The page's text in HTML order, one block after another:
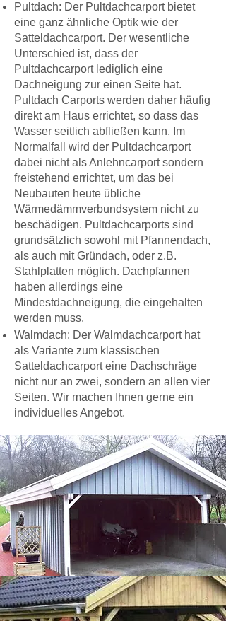
Pultdach: Der Pultdachcarport bietet
eine ganz ähnliche Optik wie der
Satteldachcarport. Der wesentliche
Unterschied ist, dass der
Pultdachcarport lediglich eine
Dachneigung zur einen Seite hat.
Pultdach Carports werden daher häufig
direkt am Haus errichtet, so dass das
Wasser seitlich abfließen kann. Im
Normalfall wird der Pultdachcarport
dabei nicht als Anlehncarport sondern
freistehend errichtet, um das bei
Neubauten heute übliche
Wärmedämmverbundsystem nicht zu
beschädigen. Pultdachcarports sind
grundsätzlich sowohl mit Pfannendach,
als auch mitGründach, oder z.B.
Stahlplatten möglich. Dachpfannen
haben allerdings eine
Mindestdachneigung, die eingehalten
werden muss.
Walmdach: Der Walmdachcarport hat
als Variante zum klassischen
Satteldachcarport eine Dachschräge
nicht nur an zwei, sondern an allen vier
Seiten. Wir machen Ihnen gerne ein
individuelles Angebot.